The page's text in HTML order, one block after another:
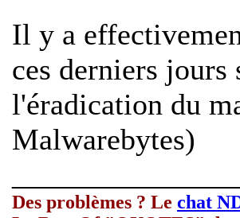
Il y a
ces derniers
l'éradication du
Malwarebytes)
Des problèmes ? Le chat